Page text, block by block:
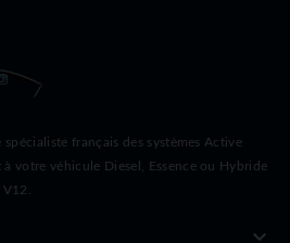
français des systèmes Active
votre véhicule Diesel, Essence ou Hybride
keyboard_arrow_down